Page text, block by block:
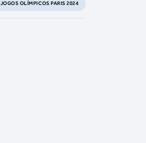
JOGOS OLÍMPICOS PARIS 2024